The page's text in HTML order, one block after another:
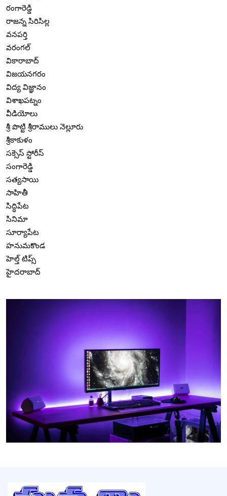
రంగారెడ్డి
రాజన్న సిరిసిల్ల
వనపర్తి
వరంగల్
వికారాబాద్
విజయనగరం
విద్య విజ్ఞానం
విశాఖపట్నం
వీడియోలు
శ్రీ పొట్టి శ్రీరాములు నెల్లూరు
శ్రీకాకుళం
సక్సెస్ స్టోరీస్
సంగారెడ్డి
సత్యసాయి
సాహితీ
సిద్ధిపేట
సినిమా
సూర్యాపేట
హనుమకొండ
హెల్త్ టిప్స్
హైదరాబాద్